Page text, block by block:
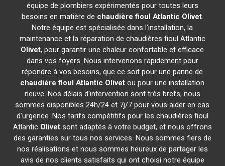
équipe de plombiers expérimentés pour toutes leurs
besoins en matière de chaudière fioul Atlantic Olivet.
Notre équipe est spécialisée dans l'installation, la
maintenance et la réparation de chaudières fioul Atlantic
Olivet, pour garantir une chaleur confortable et efficace
dans vos foyers. Nous intervenons rapidement pour
répondre à vos besoins, que ce soit pour une panne de
chaudière fioul Atlantic Olivet ou pour une installation
neuve. Nos délais d'intervention sont très brefs, nous
sommes disponibles 24h/24 et 7j/7 pour vous aider en cas
d'urgence. Nos tarifs compétitifs pour les chaudières fioul
Atlantic Olivetsont adaptés à votre budget, et nous offrons
des garanties sur tous nos services. Nous sommes fiers de
nos réalisations et nous sommes heureux de partager les
avis de nos clients satisfaits qui ont choisi notre équipe